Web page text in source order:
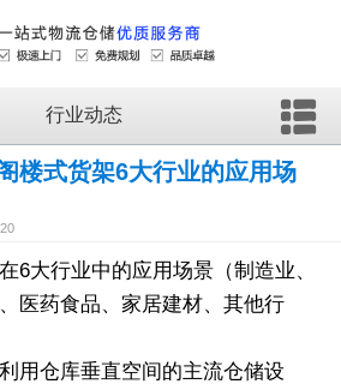
行业动态
楼式货架6大行业的应用场
在6大行业中的应用场景（制造业、
医药食品、家居建材、其他行
用仓库垂直空间的主流仓储设